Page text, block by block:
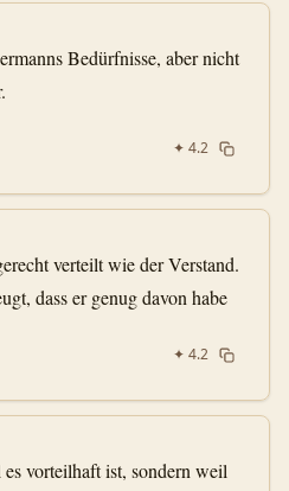
Bedürfnisse, aber nicht
✦ 4.2
verteilt wie der Verstand.
dass er genug davon habe
✦ 4.2
vorteilhaft ist, sondern weil